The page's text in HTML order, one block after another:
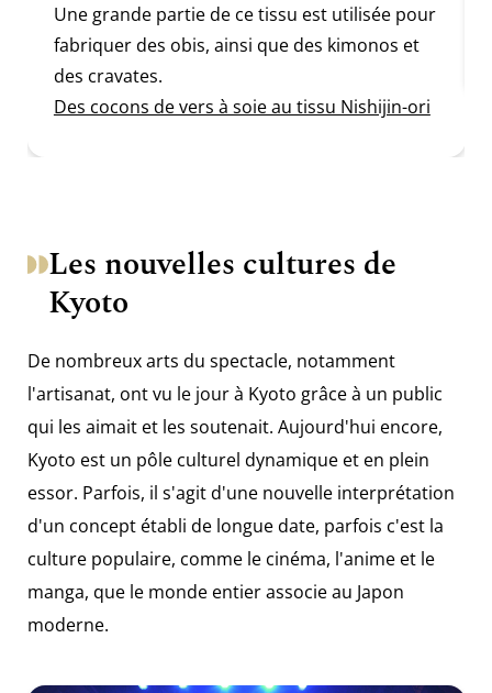
Une grande partie de ce tissu est utilisée pour
fabriquer des obis, ainsi que des kimonos et
des cravates.
Des cocons de vers à soie au tissu Nishijin-ori
Les nouvelles cultures de
Kyoto
De nombreux arts du spectacle, notamment
l'artisanat, ont vu le jour à Kyoto grâce à un public
qui les aimait et les soutenait. Aujourd'hui encore,
Kyoto est un pôle culturel dynamique et en plein
essor. Parfois, il s'agit d'une nouvelle interprétation
d'un concept établi de longue date, parfois c'est la
culture populaire, comme le cinéma, l'anime et le
manga, que le monde entier associe au Japon
moderne.